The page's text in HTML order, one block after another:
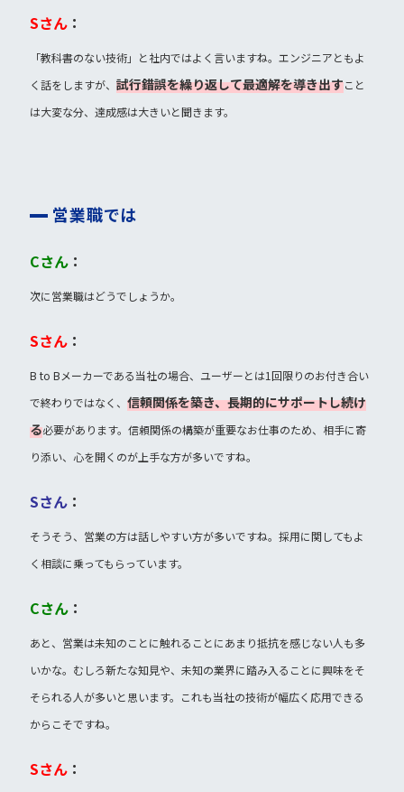
Sさん ：
「教科書のない技術」と社内ではよく言いますね。エンジニアともよ
く話をしますが、試行錯誤を繰り返して最適解を導き出すこと
は大変な分、達成感は大きいと聞きます。
営業職では
Cさん ：
次に営業職はどうでしょうか。
Sさん ：
B to Bメーカーである当社の場合、ユーザーとは1回限りのお付き合い
で終わりではなく、信頼関係を築き、長期的にサポートし続け
る必要があります。信頼関係の構築が重要なお仕事のため、相手に寄
り添い、心を開くのが上手な方が多いですね。
Sさん ：
そうそう、営業の方は話しやすい方が多いですね。採用に関してもよ
く相談に乗ってもらっています。
Cさん ：
あと、営業は未知のことに触れることにあまり抵抗を感じない人も多
いかな。むしろ新たな知見や、未知の業界に踏み入ることに興味をそ
そられる人が多いと思います。これも当社の技術が幅広く応用できる
からこそですね。
Sさん ：